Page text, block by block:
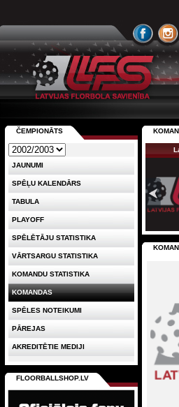
ČEMPIONĀTS
JAUNUMI
SPĒĻU KALENDĀRS
TABULA
PLAYOFF
SPĒLĒTĀJU STATISTIKA
VĀRTSARGU STATISTIKA
KOMANDU STATISTIKA
KOMANDAS
SPĒLES NOTEIKUMI
PĀREJAS
AKREDITĒTIE MEDIJI
FLOORBALLSHOP.LV